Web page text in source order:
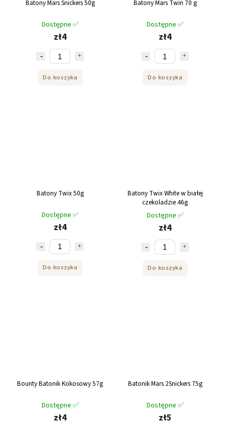
Batony Mars Snickers 50g
Dostępne ✅
zł4
Do koszyka
Batony Mars Twin 70 g
Dostępne ✅
zł4
Do koszyka
Batony Twix 50g
Dostępne ✅
zł4
Do koszyka
Batony Twix White w białej
czekoladzie 46g
Dostępne ✅
zł4
Do koszyka
Bounty Batonik Kokosowy 57g
Dostępne ✅
zł4
Batonik Mars 2Snickers 75g
Dostępne ✅
zł5